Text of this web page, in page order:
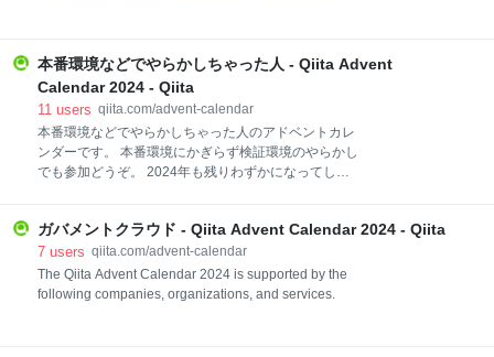
本番環境などでやらかしちゃった人 - Qiita Advent
Calendar 2024 - Qiita
11 users qiita.com/advent-calendar
本番環境などでやらかしちゃった人のアドベントカレ
ンダーです。 本番環境にかぎらず検証環境のやらかし
でも参加どうぞ。 2024年も残りわずかになってしま
ように、みなさんの「やらかし」を共有しましょう。
以下の２点については、記載をお願いします。 その
「やらかし」はなぜおきてしまったのか その「やらか
し」を起こさないために次どうすればいか 参加者の方
ガバメントクラウド - Qiita Advent Calendar 2024 - Qiita
7 users qiita.com/advent-calendar
The Qiita Advent Calendar 2024 is supported by the
following companies, organizations, and services.